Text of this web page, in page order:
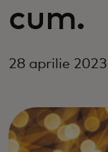
cum.
28 aprilie 2023